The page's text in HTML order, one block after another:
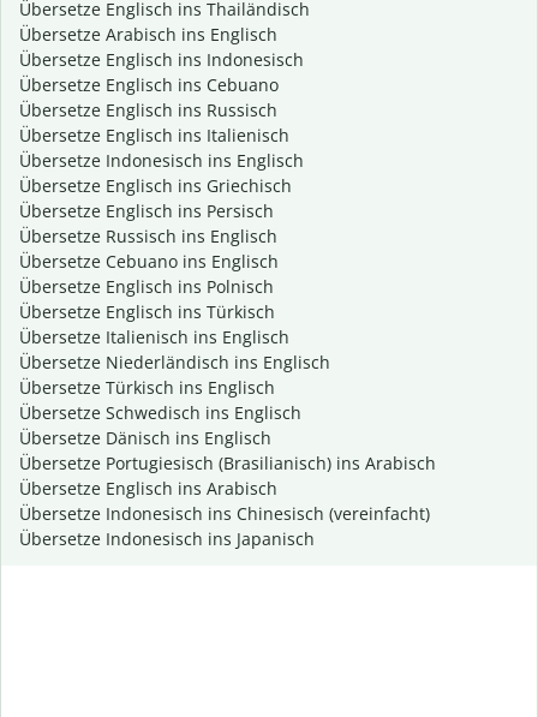
Übersetze Englisch ins Thailändisch
Übersetze Arabisch ins Englisch
Übersetze Englisch ins Indonesisch
Übersetze Englisch ins Cebuano
Übersetze Englisch ins Russisch
Übersetze Englisch ins Italienisch
Übersetze Indonesisch ins Englisch
Übersetze Englisch ins Griechisch
Übersetze Englisch ins Persisch
Übersetze Russisch ins Englisch
Übersetze Cebuano ins Englisch
Übersetze Englisch ins Polnisch
Übersetze Englisch ins Türkisch
Übersetze Italienisch ins Englisch
Übersetze Niederländisch ins Englisch
Übersetze Türkisch ins Englisch
Übersetze Schwedisch ins Englisch
Übersetze Dänisch ins Englisch
Übersetze Portugiesisch (Brasilianisch) ins Arabisch
Übersetze Englisch ins Arabisch
Übersetze Indonesisch ins Chinesisch (vereinfacht)
Übersetze Indonesisch ins Japanisch